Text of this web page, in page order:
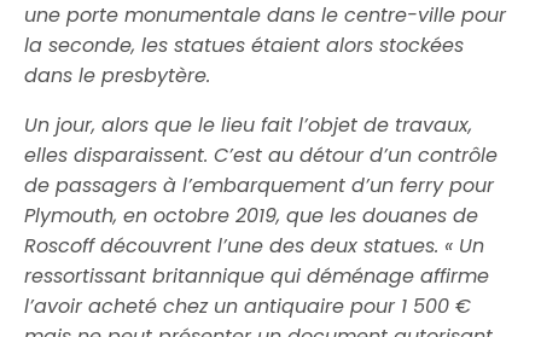
une porte monumentale dans le centre-ville pour
la seconde, les statues étaient alors stockées
dans le presbytère.
Un jour, alors que le lieu fait l’objet de travaux,
elles disparaissent. C’est au détour d’un contrôle
de passagers à l’embarquement d’un ferry pour
Plymouth, en octobre 2019, que les douanes de
Roscoff découvrent l’une des deux statues. « Un
ressortissant britannique qui déménage affirme
l’avoir acheté chez un antiquaire pour 1 500 €